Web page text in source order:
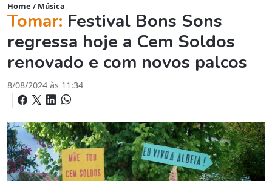
Home / Música
Tomar: Festival Bons Sons
regressa hoje a Cem Soldos
renovado e com novos palcos
8/08/2024 às 11:34